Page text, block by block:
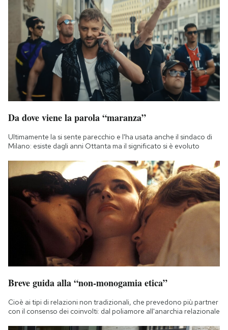
Da dove viene la parola “maranza”
Ultimamente la si sente parecchio e l'ha usata anche il sindaco di
Milano: esiste dagli anni Ottanta ma il significato si è evoluto
Breve guida alla “non-monogamia etica”
Cioè ai tipi di relazioni non tradizionali, che prevedono più partner
con il consenso dei coinvolti: dal poliamore all'anarchia relazionale